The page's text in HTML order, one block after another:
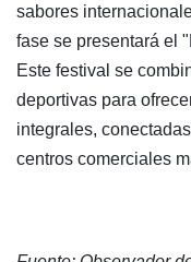
sabores
fase se presentará el
Este festival se
deportivas para
integrales,
centros comerciales